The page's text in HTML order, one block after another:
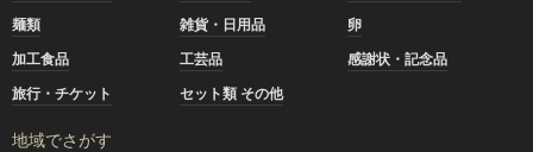
麺類
雑貨・日用品
卵
加工食品
工芸品
感謝状・記念品
旅行・チケット
セット類 その他
地域でさがす